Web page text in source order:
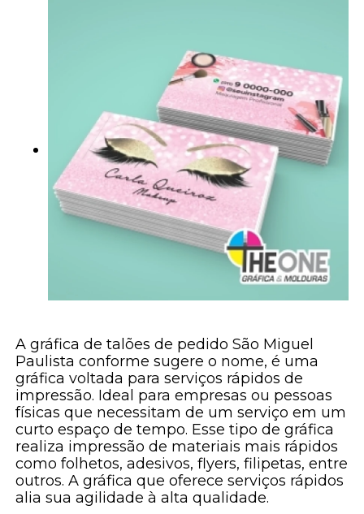
A gráfica de talões de pedido São Miguel
Paulista conforme sugere o nome, é uma
gráfica voltada para serviços rápidos de
impressão. Ideal para empresas ou pessoas
físicas que necessitam de um serviço em um
curto espaço de tempo. Esse tipo de gráfica
realiza impressão de materiais mais rápidos
como folhetos, adesivos, flyers, filipetas, entre
outros. A gráfica que oferece serviços rápidos
alia sua agilidade à alta qualidade.